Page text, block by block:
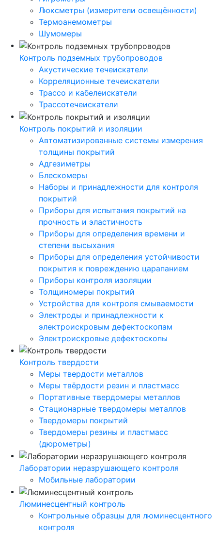
Люксметры (измерители освещённости)
Термоанемометры
Шумомеры
Контроль подземных трубопроводов
Акустические течеискатели
Корреляционные течеискатели
Трассо и кабелеискатели
Трассотечеискатели
Контроль покрытий и изоляции
Автоматизированные системы измерения
толщины покрытий
Адгезиметры
Блескомеры
Наборы и принадлежности для контроля
покрытий
Приборы для испытания покрытий на
прочность и эластичность
Приборы для определения времени и
степени высыхания
Приборы для определения устойчивости
покрытия к повреждению царапанием
Приборы контроля изоляции
Толщиномеры покрытий
Устройства для контроля смываемости
Электроды и принадлежности к
электроискровым дефектоскопам
Электроискровые дефектоскопы
Контроль твердости
Меры твердости металлов
Меры твёрдости резин и пластмасс
Портативные твердомеры металлов
Стационарные твердомеры металлов
Твердомеры покрытий
Твердомеры резины и пластмасс
(дюрометры)
Лаборатории неразрушающего контроля
Мобильные лаборатории
Люминесцентный контроль
Контрольные образцы для люминесцентного
контроля